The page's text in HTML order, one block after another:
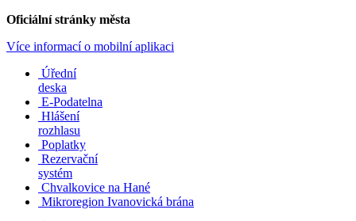
Oficiální stránky města
Více informací o mobilní aplikaci
Úřední
deska
E-Podatelna
Hlášení
rozhlasu
Poplatky
Rezervační
systém
Chvalkovice na Hané
Mikroregion Ivanovická brána